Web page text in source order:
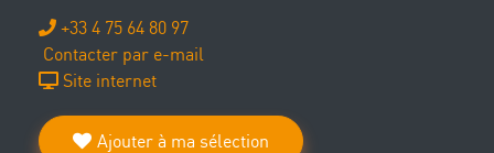
+33 4 75 64 80 97
Contacter par e-mail
Site internet
Ajouter à ma sélection